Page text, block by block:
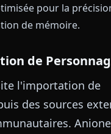
pour la
de mémoire.
de
l'importation de
des sources